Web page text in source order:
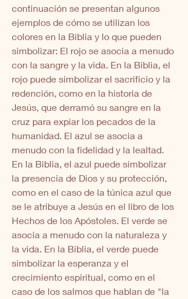
continuación se presentan algunos
ejemplos de cómo se utilizan los
colores en la Biblia y lo que pueden
simbolizar: El rojo se asocia a menudo
con la sangre y la vida. En la Biblia, el
rojo puede simbolizar el sacrificio y la
redención, como en la historia de
Jesús, que derramó su sangre en la
cruz para expiar los pecados de la
humanidad. El azul se asocia a
menudo con la fidelidad y la lealtad.
En la Biblia, el azul puede simbolizar
la presencia de Dios y su protección,
como en el caso de la túnica azul que
se le atribuye a Jesús en el libro de los
Hechos de los Apóstoles. El verde se
asocia a menudo con la naturaleza y
la vida. En la Biblia, el verde puede
simbolizar la esperanza y el
crecimiento espiritual, como en el
caso de los salmos que hablan de "la